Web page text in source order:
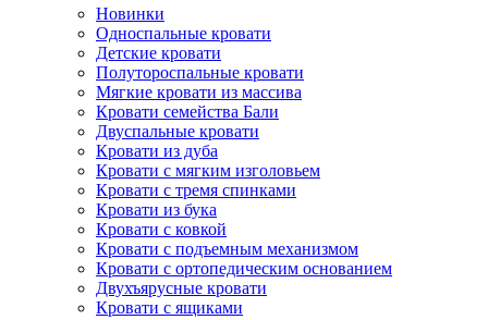
Новинки
Односпальные кровати
Детские кровати
Полутороспальные кровати
Мягкие кровати из массива
Кровати семейства Бали
Двуспальные кровати
Кровати из дуба
Кровати с мягким изголовьем
Кровати с тремя спинками
Кровати из бука
Кровати с ковкой
Кровати с подъемным механизмом
Кровати с ортопедическим основанием
Двухъярусные кровати
Кровати с ящиками